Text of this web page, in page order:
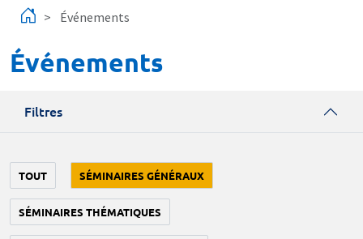
Événements
Événements
Filtres
TOUT SÉMINAIRES GÉNÉRAUX
SÉMINAIRES THÉMATIQUES